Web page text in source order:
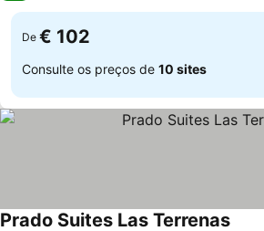
De € 102
Consulte os preços de 10 sites
Prado Suites Las Terrenas